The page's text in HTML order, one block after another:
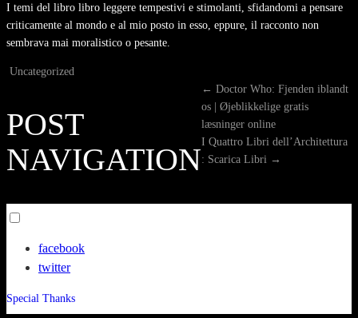
I temi del libro libro leggere tempestivi e stimolanti, sfidandomi a pensare
criticamente al mondo e al mio posto in esso, eppure, il racconto non
sembrava mai moralistico o pesante.
Uncategorized
POST
NAVIGATION
← Doctor Who: Fjenden iblandt
os | Øjeblikkelige gratis
læsninger online
I Quattro Libri dell’Architettura
: Scarica Libri →
menu
visibility.
facebook
twitter
Special Thanks